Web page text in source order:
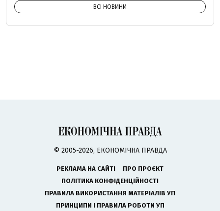
ВСІ НОВИНИ
© 2005-2026, ЕКОНОМІЧНА ПРАВДА
РЕКЛАМА НА САЙТІ
ПРО ПРОЄКТ
ПОЛІТИКА КОНФІДЕНЦІЙНОСТІ
ПРАВИЛА ВИКОРИСТАННЯ МАТЕРІАЛІВ УП
ПРИНЦИПИ І ПРАВИЛА РОБОТИ УП